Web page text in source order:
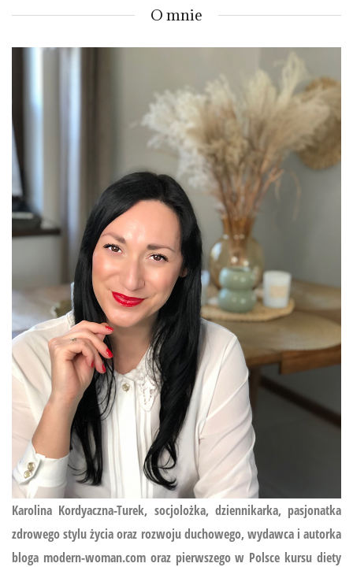
O mnie
Karolina Kordyaczna-Turek, socjolożka, dziennikarka, pasjonatka
zdrowego stylu życia oraz rozwoju duchowego, wydawca i autorka
bloga modern-woman.com oraz pierwszego w Polsce kursu diety